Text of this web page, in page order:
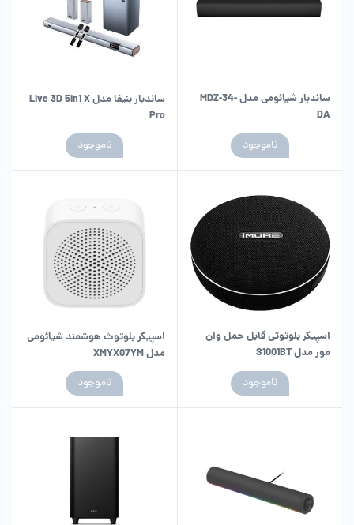
ساندبار شیائومی مدل MDZ-34-
DA
ناموجود
ساندبار بنیفا مدل Live 3D 5in1 X
Pro
ناموجود
اسپیکر بلوتوثی قابل حمل وان
مور مدل S1001BT
ناموجود
اسپیکر بلوتوث هوشمند شیائومی
مدل XMYX07YM
ناموجود